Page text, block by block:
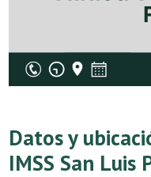
Datos y
IMSS San Luis